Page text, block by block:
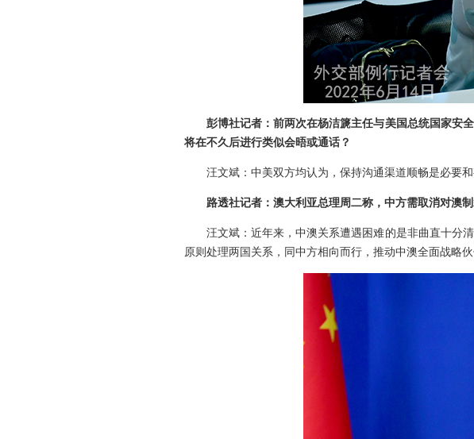
彭博社记者：前两次在杨洁篪主任与美国总统国家安
将在不久后进行类似会晤或通话？
汪文斌：中美双方均认为，保持沟通渠道顺畅是必要
路透社记者：澳大利亚总理周二称，中方需取消对澳
汪文斌：近年来，中澳关系遭遇困难的是非曲直十分
原则处理两国关系，同中方相向而行，推动中澳全面战略伙